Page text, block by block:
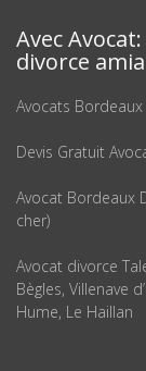
Avec
divorce
Avocats
Devis Gratuit
Avocat Bordeaux
cher)
Avocat divorce
Bègles, Villenave
Hume, Le Haillan